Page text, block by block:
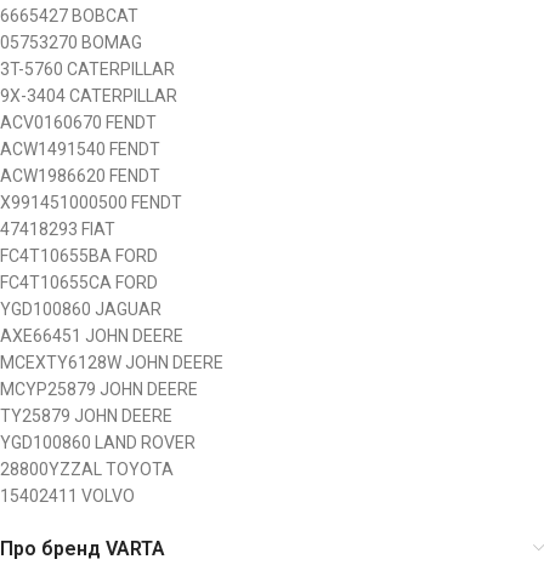
6665427 BOBCAT
05753270 BOMAG
3T-5760 CATERPILLAR
9X-3404CATERPILLAR
ACV0160670 FENDT
ACW1491540 FENDT
ACW1986620 FENDT
X991451000500 FENDT
47418293 FIAT
FC4T10655BA FORD
FC4T10655CA FORD
YGD100860 JAGUAR
AXE66451 JOHN DEERE
MCEXTY6128W JOHN DEERE
MCYP25879 JOHN DEERE
TY25879 JOHN DEERE
YGD100860
LAND ROVER
28800YZZAL
TOYOTA
15402411 VOLVO
Про бренд VARTA